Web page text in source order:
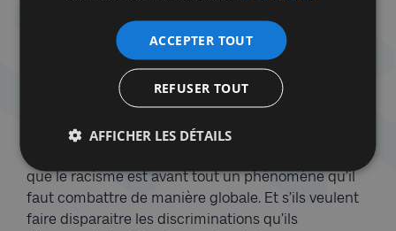
quelle que soit notre couleur de peau, notre origine,
notre religion, etc.
Ces nouveaux mouvements antiracistes se situent
aujourd’hui dans une espèce d’entre-deux. Ils
doivent encore gagner de la maturité. Cette
que le racisme est avant tout un phénomène qu’il
faut combattre de manière globale. Et s’ils veulent
faire disparaitre les discriminations qu’ils
ACCEPTER TOUT
REFUSER TOUT
AFFICHER LES DÉTAILS